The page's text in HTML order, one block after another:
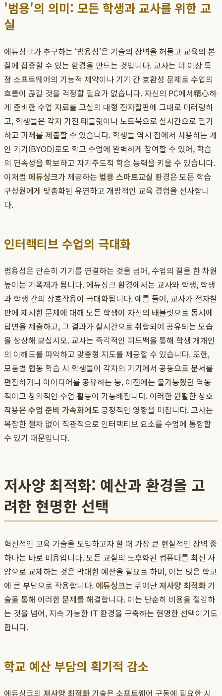
'범용'의 의미: 모든 학생과 교사를 위한 교
실
에듀싱크가 추구하는 ‘범용성’은 기술의 장벽을 허물고 교육의 본
질에 집중할 수 있는 환경을 만드는 것입니다. 교사는 더 이상 특
정 소프트웨어의 기능적 제약이나 기기 간 호환성 문제로 수업의
흐름이 끊길 것을 걱정할 필요가 없습니다. 자신의 PC에서精心하
게 준비한 수업 자료를 교실의 대형 전자칠판에 그대로 미러링하
고, 학생들은 각자 가진 태블릿이나 노트북으로 실시간으로 필기
하고 과제를 제출할 수 있습니다. 학생들 역시 집에서 사용하는 개
인 기기(BYOD)로도 학교 수업에 완벽하게 참여할 수 있어, 학습
의 연속성을 확보하고 자기주도적 학습 능력을 키울 수 있습니다.
이처럼 에듀싱크가 제공하는 범용 스마트교실 환경은 모든 학습
구성원에게 맞춤화된 유연하고 개방적인 교육 경험을 선사합니
다.
인터랙티브 수업의 극대화
범용성은 단순히 기기를 연결하는 것을 넘어, 수업의 질을 한 차원
높이는 기폭제가 됩니다. 에듀싱크 환경에서는 교사와 학생, 학생
과 학생 간의 상호작용이 극대화됩니다. 예를 들어, 교사가 전자칠
판에 제시한 문제에 대해 모든 학생이 자신의 태블릿으로 동시에
답변을 제출하고, 그 결과가 실시간으로 취합되어 공유되는 모습
을 상상해 보십시오. 교사는 즉각적인 피드백을 통해 학생 개개인
의 이해도를 파악하고 맞춤형 지도를 제공할 수 있습니다. 또한,
모둠별 협동 학습 시 학생들이 각자의 기기에서 공동으로 문서를
편집하거나 아이디어를 공유하는 등, 이전에는 불가능했던 역동
적이고 창의적인 수업 활동이 가능해집니다. 이러한 원활한 상호
작용은 수업 준비 가속화에도 긍정적인 영향을 미칩니다. 교사는
복잡한 절차 없이 직관적으로 인터랙티브 요소를 수업에 통합할
수 있기 때문입니다.
저사양 최적화: 예산과 환경을 고
려한 현명한 선택
혁신적인 교육 기술을 도입하고자 할 때 가장 큰 현실적인 장벽 중
하나는 바로 비용입니다. 모든 교실의 노후화된 컴퓨터를 최신 사
양으로 교체하는 것은 막대한 예산을 필요로 하며, 이는 많은 학교
에 큰 부담으로 작용합니다. 에듀싱크는 뛰어난 저사양 최적화 기
술을 통해 이러한 문제를 해결합니다. 이는 단순히 비용을 절감하
는 것을 넘어, 지속 가능한 IT 환경을 구축하는 현명한 선택이기도
합니다.
학교 예산 부담의 획기적 감소
에듀싱크의 저사양 최적화 기술은 소프트웨어 구동에 필요한 시